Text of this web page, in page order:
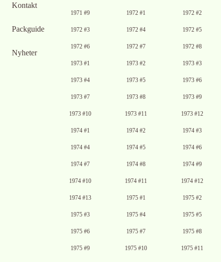
Kontakt
Packguide
Nyheter
1971 #9 1972 #1 1972 #2
1972 #3 1972 #4 1972 #5
1972 #6 1972 #7 1972 #8
1973 #1 1973 #2 1973 #3
1973 #4 1973 #5 1973 #6
1973 #7 1973 #8 1973 #9
1973 #10 1973 #11 1973 #12
1974 #1 1974 #2 1974 #3
Ingen bild
1974 #4 1974 #5 1974 #6
1974 #7 1974 #8 1974 #9
1974 #10 1974 #11 1974 #12
1974 #13 1975 #1 1975 #2
1975 #3 1975 #4 1975 #5
1975 #6 1975 #7 1975 #8
1975 #9 1975 #10 1975 #11